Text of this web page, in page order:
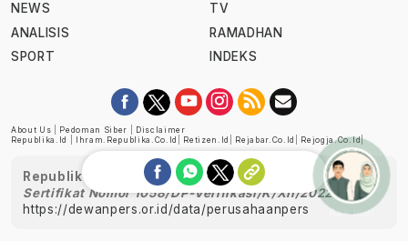
NEWS
ANALISIS
SPORT
TV
RAMADHAN
INDEKS
About Us Pedoman Siber
Disclaimer
Republika.id
Ihram.republika.co.id Retizen.id Rejabar.co.id Rejogja.co.id|
Republika telah diverifikasi oleh Dewan Pers
Sertifikat Nomor 1058/DP-Verifikasi/K/XII/2022
https://dewanpers.or.id/data/perusahaanpers
Ask me!